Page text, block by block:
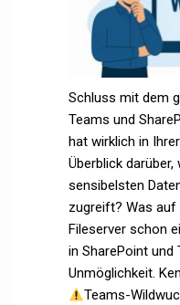
Schluss mit dem
Teams und
hat wirklich in
Überblick
sensibelsten
zugreift? Was
Fileserver schon
in SharePoint und
Unmöglichkeit.
Teams-